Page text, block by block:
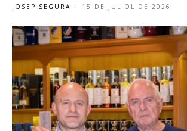
JOSEP SEGURA - 15 DE JULIOL DE 2026